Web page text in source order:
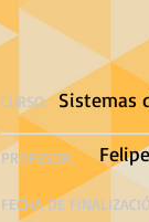
CURSO: Sistemas
PROFESOR:
FECHA DE